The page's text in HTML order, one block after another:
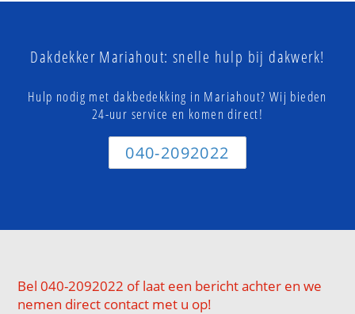
Dakdekker Mariahout: snelle hulp bij dakwerk!
Hulp nodig met dakbedekking in Mariahout? Wij bieden
24-uur service en komen direct!
040-2092022
Bel 040-2092022 of laat een bericht achter en we
nemen direct contact met u op!